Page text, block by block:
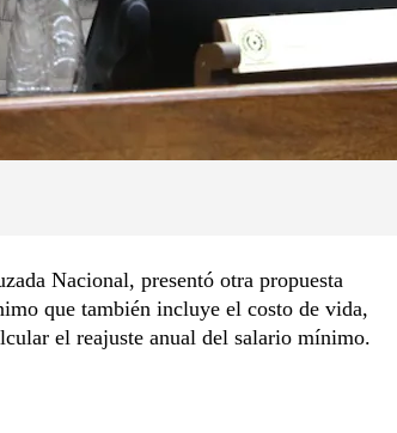
Nacional, presentó otra propuesta
que también incluye el costo de vida,
el reajuste anual del salario mínimo.